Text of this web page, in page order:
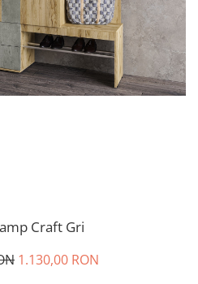
Craft Gri
1.130,00 RON